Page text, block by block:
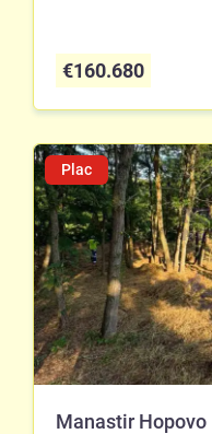
€160.680
Plac
Manastir Hopovo